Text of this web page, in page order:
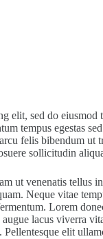
elit, sed do
tempus egestas
felis bibendum ut
sollicitudin
ut venenatis tellus
Neque vitae
Lorem
lacus viverra
elit